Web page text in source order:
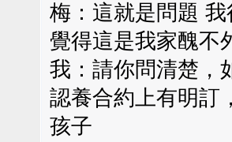
梅：這就是問題
覺得這是我家醜不
我：請你問清楚，
認養合約上有明訂
孩子